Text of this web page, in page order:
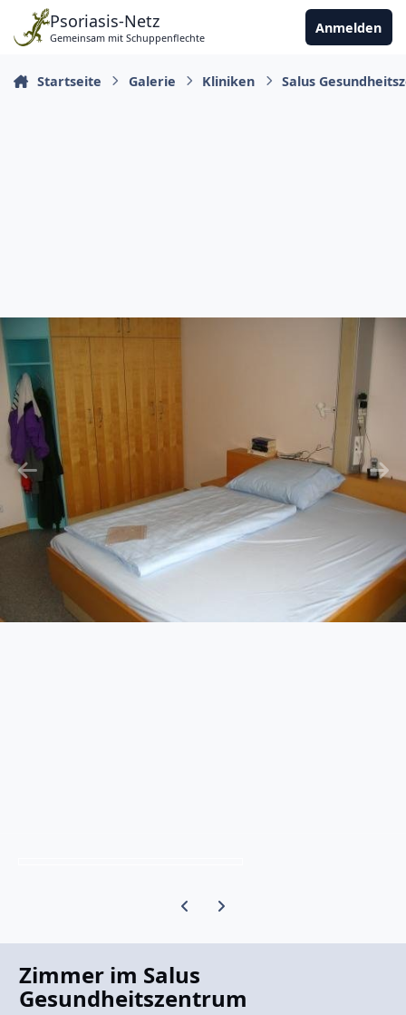
Zu Inhalt springen
Psoriasis-Netz
Gemeinsam mit Schuppenflechte
Anmelden
Startseite Galerie Kliniken Salus
Vorherige Karussell-Folie
Nächste Karussell-Folie
Zimmer im Salus
Gesundheitszentrum